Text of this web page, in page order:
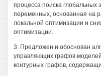
процесса поиска глобальных
переменных, основанная на
локальной оптимизации и
оптимизации.
3. Предложен и обоснован
управляющих графов
контурных графов,